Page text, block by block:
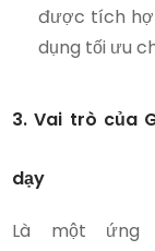
được tích
dụng tối ưu
3. Vai trò của
dạy
Là một ứng